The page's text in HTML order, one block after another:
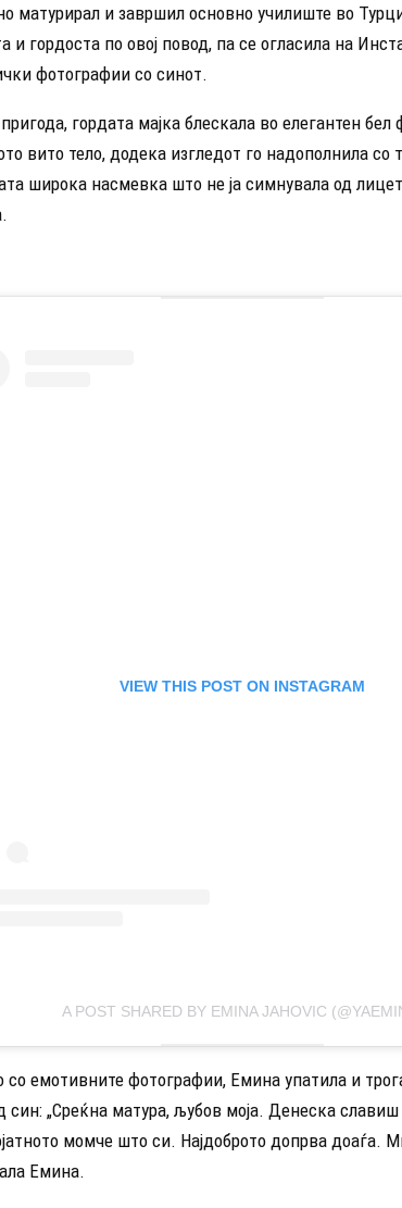
матурирал и завршил основно училиште во
и гордоста по овој повод, па се огласила на
фотографии со синот.
гордата мајка блескала во елегантен
вито тело, додека изгледот го надополнила со
широка насмевка што не ја симнувала од
VIEW THIS POST ON INSTAGRAM
A POST SHARED BY EMINA JAHOVIC
со емотивните фотографии, Емина упатила и
син: „Среќна матура, љубов моја. Денеска славиш
момче што си. Најдоброто допрва доаѓа.
Емина.